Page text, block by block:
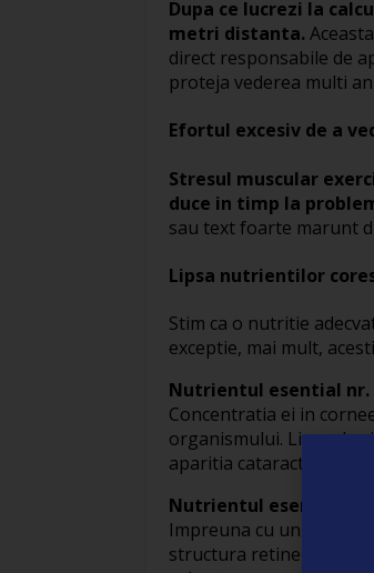
Dupa ce lucrezi la
metri distanta.
direct responsabile de
proteja vederea multi
Efortul excesiv de a
Stresul muscular
duce in timp la
sau text foarte marunt
Lipsa nutrientilor
Stim ca o nutritie
exceptie, mai mult,
Nutrientul esential nr.
Concentratia ei in
organismului. Lipsa de
aparitia cataractei.
Nutrientul esential nr.
Impreuna cu un alt
structura retinei. Se